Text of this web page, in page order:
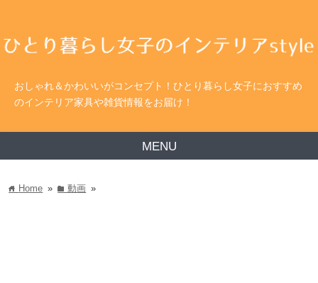
おしゃれ＆かわいいがコンセプト！ひとり暮らし女子におすすめ
のインテリア家具や雑貨情報をお届け！
MENU
home Home » folder動画 »